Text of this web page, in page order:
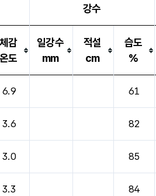
강수
체감
온도
일강수
mm
적설
cm
습도
%
6.9 61
3.6 82
3.0 85
3.3 84